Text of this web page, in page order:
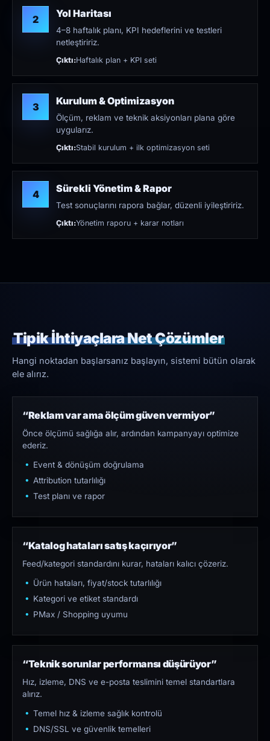
2 Yol Haritası
4–8 haftalık planı, KPI hedeflerini ve testleri
netleştiririz.
Çıktı:Haftalık plan + KPI seti
3 Kurulum & Optimizasyon
Ölçüm, reklam ve teknik aksiyonları plana göre
uygularız.
Çıktı:Stabil kurulum + ilk optimizasyon seti
4 Sürekli Yönetim & Rapor
Test sonuçlarını rapora bağlar, düzenli iyileştiririz.
Çıktı:Yönetim raporu + karar notları
Tipik İhtiyaçlara Net Çözümler
Hangi noktadan başlarsanız başlayın, sistemi bütün olarak
ele alırız.
“Reklam var ama ölçüm güven vermiyor”
Önce ölçümü sağlığa alır, ardından kampanyayı optimize
ederiz.
Event & dönüşüm doğrulama
Attribution tutarlılığı
Test planı ve rapor
“Katalog hataları satış kaçırıyor”
Feed/kategori standardını kurar, hataları kalıcı çözeriz.
Ürün hataları, fiyat/stock tutarlılığı
Kategori ve etiket standardı
PMax / Shopping uyumu
“Teknik sorunlar performansı düşürüyor”
Hız, izleme, DNS ve e-posta teslimini temel standartlara
alırız.
Temel hız & izleme sağlık kontrolü
DNS/SSL ve güvenlik temelleri